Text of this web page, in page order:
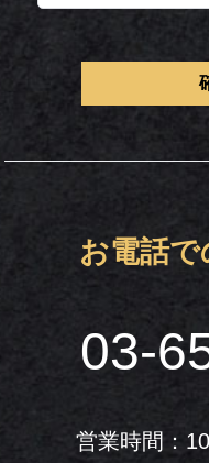
お電話
03-
営業時間：